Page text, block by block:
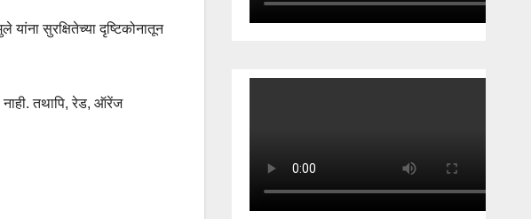
यांना सुरक्षितेच्या दृष्टिकोनातून
तथापि,रेड, ऑरेंज